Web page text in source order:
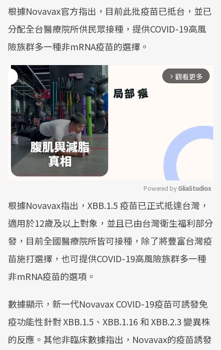
根據Novavax官方指出，目前此批疫苗已抵台，並已
分配全台醫療院所供民眾接種，提供COVID-19高風
險族群多一種非mRNA疫苗的選擇。
arrow_forward_ios 觀看更多
Mute
Powered by GliaStudios
根據Novavax指出，XBB.1.5 疫苗已正式抵達台灣，
適用於12歲及以上對象，並且已由台灣衛生福利部分
發，目前全國醫療院所皆可接種，除了將豐富台灣疫
苗施打選擇，也可提供COVID-19高風險族群多一種
非mRNA疫苗的選項。
數據顯示，新一代Novavax COVID-19疫苗可誘發免
疫功能性針對 XBB.1.5、XBB.1.16 和 XBB.2.3 變異株
的反應。其他非臨床數據指出，Novavax的疫苗誘發